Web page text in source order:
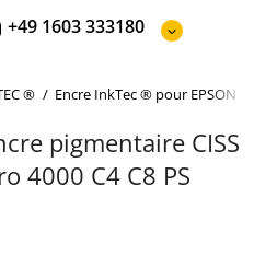
+49 1603 333180
® Encre InkTec ® pour EPSON
pigmentaire CISS
4000 C4 C8 PS